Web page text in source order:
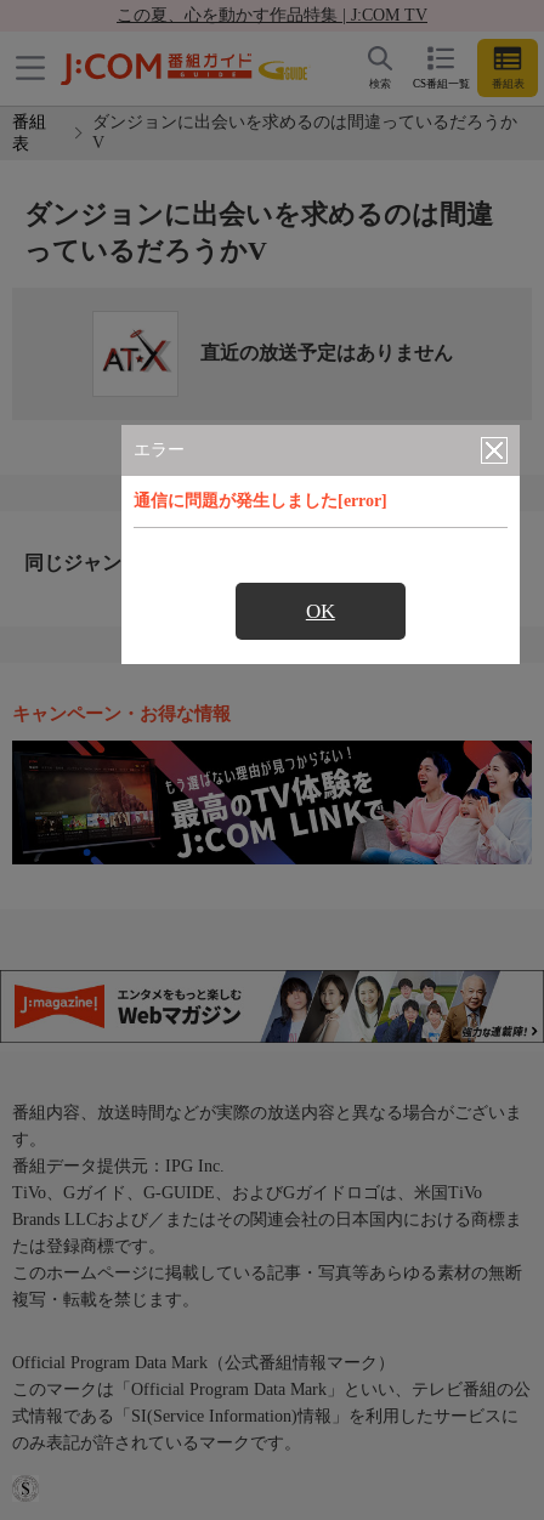
この夏、心を動かす作品特集 | J:COM TV
CS番組一覧 番組表
検索
番組
表
ダンジョンに出会いを求めるのは間違っているだろうか
V
エラー
通信に問題が発生しました[error]
OK
ダンジョンに出会いを求めるのは間違
っているだろうかV
直近の放送予定はありません
同じジャンルのおすすめ番組
キャンペーン・お得な情報
番組内容、放送時間などが実際の放送内容と異なる場合がございま
す。
番組データ提供元：IPG Inc.
TiVo、Gガイド、G-GUIDE、およびGガイドロゴは、米国TiVo
Brands LLCおよび／またはその関連会社の日本国内における商標ま
たは登録商標です。
このホームページに掲載している記事・写真等あらゆる素材の無断
複写・転載を禁じます。
Official Program Data Mark（公式番組情報マーク）
このマークは「Official Program Data Mark」といい、テレビ番組の公
式情報である「SI(Service Information)情報」を利用したサービスに
のみ表記が許されているマークです。